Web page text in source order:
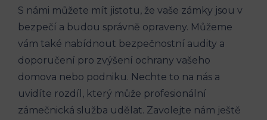
S námi můžete mít jistotu, že vaše zámky jsou v
bezpečí a budou správně opraveny. Můžeme
vám také nabídnout bezpečnostní audity a
doporučení pro zvýšení ochrany vašeho
domova nebo podniku. Nechte to na nás a
uvidíte rozdíl, který může profesionální
zámečnická služba udělat. Zavolejte nám ještě